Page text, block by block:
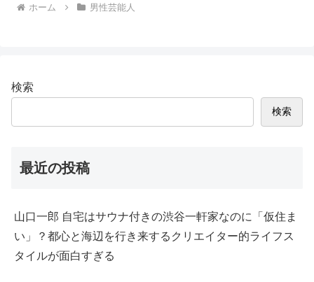
ホーム 男性芸能人
検索
検索
最近の投稿
山口一郎 自宅はサウナ付きの渋谷一軒家なのに「仮住ま
い」？都心と海辺を行き来するクリエイター的ライフス
タイルが面白すぎる